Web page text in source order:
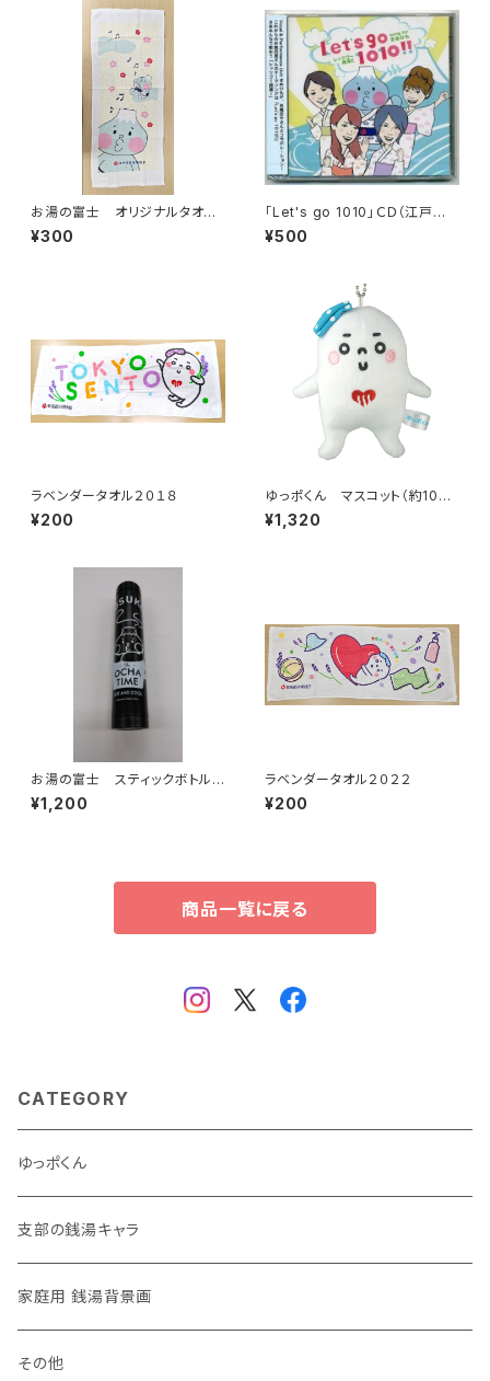
お湯の富士 オリジナルタオル
２（江戸川区浴場組合）
¥300
「Let's go 1010」ＣＤ（江戸川
区浴場組合）
¥500
ラベンダータオル２０１８
¥200
ゆっポくん マスコット（約10c
m）
¥1,320
お湯の富士 スティックボトル
（黒）（江戸川区浴場組合）
¥1,200
ラベンダータオル２０２２
¥200
商品一覧に戻る
CATEGORY
ゆっポくん
支部の銭湯キャラ
家庭用 銭湯背景画
その他